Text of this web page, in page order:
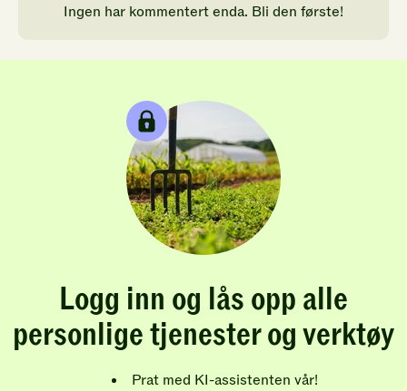
Ingen har kommentert enda. Bli den første!
Logg inn og lås opp alle
personlige tjenester og verktøy
Prat med KI-assistenten vår!